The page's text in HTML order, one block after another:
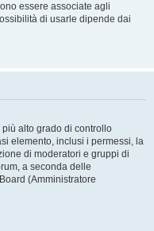
essere associate agli
di usarle dipende dai
alto grado di controllo
elemento, inclusi i permessi, la
di moderatori e gruppi di
a seconda delle
(Amministratore